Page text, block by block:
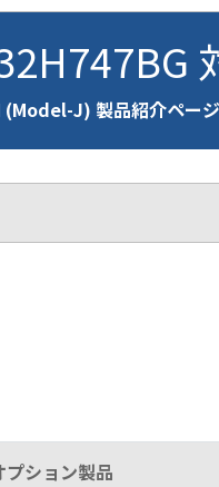
(Model-J) 製品紹介ページ
ション製品